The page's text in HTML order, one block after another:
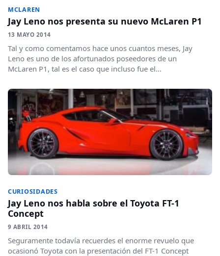
MCLAREN
Jay Leno nos presenta su nuevo McLaren P1
13 MAYO 2014
Tal y como comentamos hace unos cuantos meses, Jay
Leno es uno de los afortunados poseedores de un
McLaren P1, tal es el caso que incluso fue el...
CURIOSIDADES
Jay Leno nos habla sobre el Toyota FT-1
Concept
9 ABRIL 2014
Seguramente todavía recuerdes el enorme revuelo que
ocasionó Toyota con la presentación del FT-1 Concept